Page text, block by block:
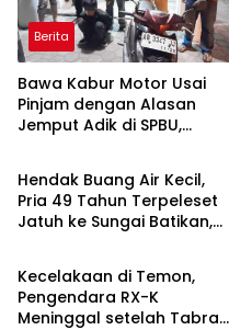
Berita
Bawa Kabur Motor Usai
Pinjam dengan Alasan
Jemput Adik di SPBU,
Berita
Hendak Buang Air Kecil,
Pria 49 Tahun Terpeleset
Jatuh ke Sungai Batikan,
Berita
Kecelakaan di Temon,
Pengendara RX-K
Meninggal setelah Tabrak